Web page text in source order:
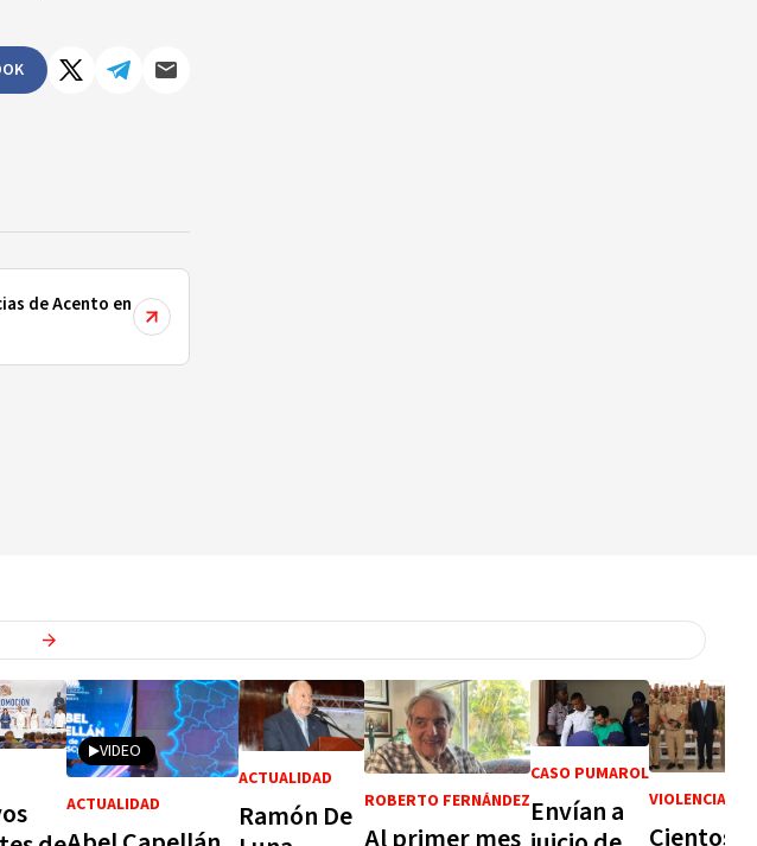
de Acento en
VIDEO
ACTUALIDAD
ACTUALIDAD
Ramón De ROBERTO FERNÁNDEZ
CASO PUMAROL
Envían a
VIOLENCIA DE
Cientos